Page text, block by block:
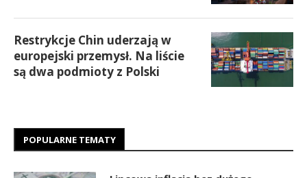
Restrykcje Chin uderzają w
europejski przemysł. Na liście
są dwa podmioty z Polski
POPULARNE TEMATY